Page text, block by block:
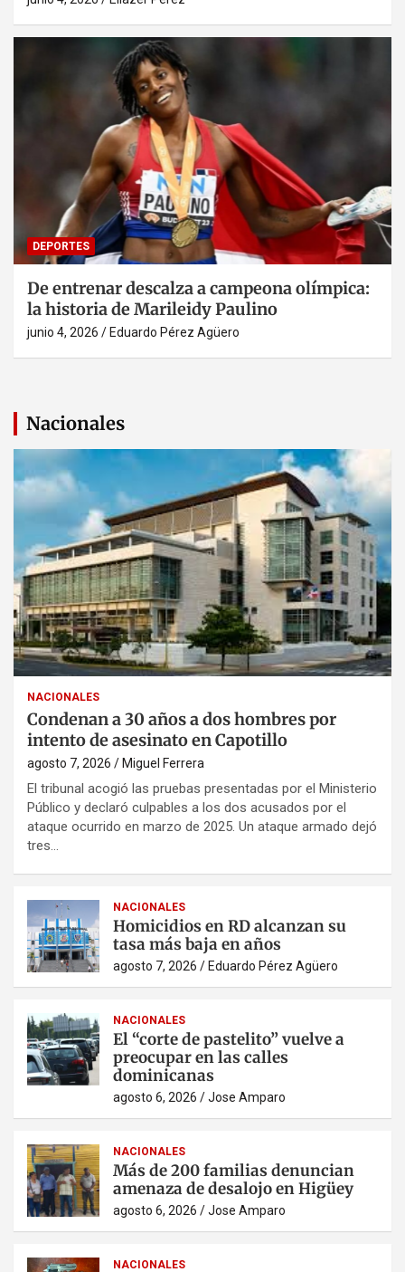
DEPORTES
De entrenar descalza a campeona olímpica:
la historia de Marileidy Paulino
junio 4, 2026 Eduardo Pérez Agüero
Nacionales
NACIONALES
Condenan a 30 años a dos hombres por
intento de asesinato en Capotillo
agosto 7, 2026 Miguel Ferrera
El tribunal acogió las pruebas presentadas por el Ministerio
Público y declaró culpables a los dos acusados por el
ataque ocurrido en marzo de 2025. Un ataque armado dejó
tres…
NACIONALES
Homicidios en RD alcanzan su
tasa más baja en años
agosto 7, 2026 Eduardo Pérez Agüero
NACIONALES
El “corte de pastelito” vuelve a
preocupar en las calles
dominicanas
agosto 6, 2026 Jose Amparo
NACIONALES
Más de 200 familias denuncian
amenaza de desalojo en Higüey
agosto 6, 2026 Jose Amparo
NACIONALES